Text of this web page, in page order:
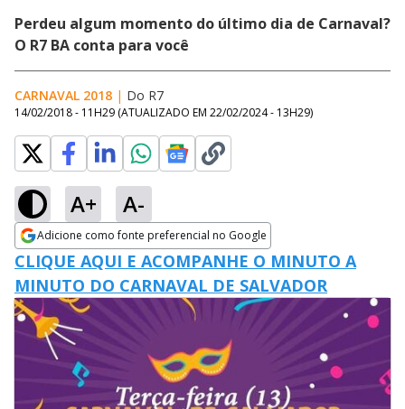
Perdeu algum momento do último dia de Carnaval?
O R7 BA conta para você
CARNAVAL 2018 | Do R7
14/02/2018 - 11H29 (ATUALIZADO EM 22/02/2024 - 13H29)
A+ A-
Adicione como fonte preferencial no Google
Opens in new window
CLIQUE AQUI E ACOMPANHE O MINUTO A
MINUTO DO CARNAVAL DE SALVADOR